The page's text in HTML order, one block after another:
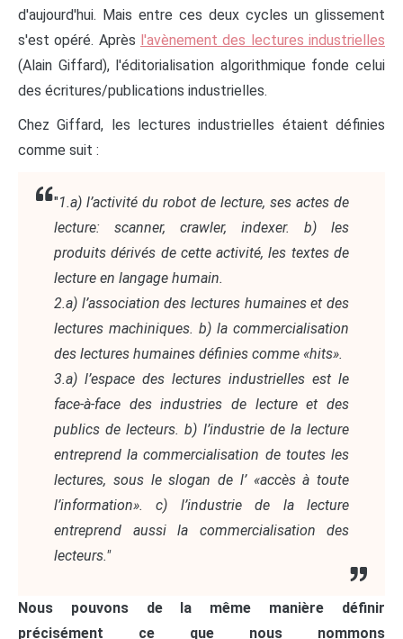
d'aujourd'hui. Mais entre ces deux cycles un glissement
s'est opéré. Après l'avènement des lectures industrielles
(Alain Giffard), l'éditorialisation algorithmique fonde celui
des écritures/publications industrielles.
Chez Giffard, les lectures industrielles étaient définies
comme suit :
"1.a) l’activité du robot de lecture, ses actes de
lecture: scanner, crawler, indexer. b) les
produits dérivés de cette activité, les textes de
lecture en langage humain.
2.a) l’association des lectures humaines et des
lectures machiniques. b) la commercialisation
des lectures humaines définies comme «hits».
3.a) l’espace des lectures industrielles est le
face-à-face des industries de lecture et des
publics de lecteurs. b) l’industrie de la lecture
entreprend la commercialisation de toutes les
lectures, sous le slogan de l’ «accès à toute
l’information». c) l’industrie de la lecture
entreprend aussi la commercialisation des
lecteurs."
Nous pouvons de la même manière définir
précisément ce que nous nommons